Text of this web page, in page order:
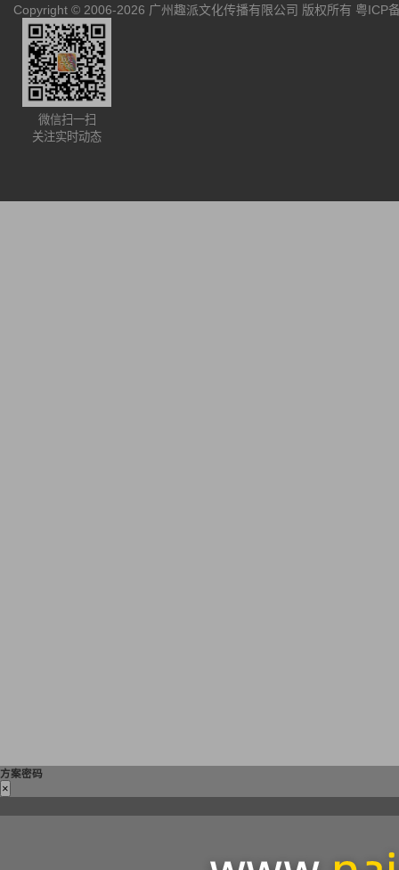
Copyright © 2006-2026 广州趣派文化传播有限公司 版权所有 粤ICP
微信扫一扫
关注实时动态
方案密码
×